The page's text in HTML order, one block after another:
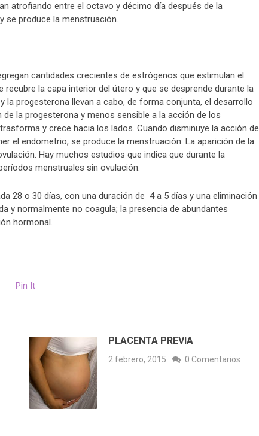
atrofiando entre el octavo y décimo día después de la
se produce la menstruación.
cantidades crecientes de estrógenos que estimulan el
la capa interior del útero y que se desprende durante la
progesterona llevan a cabo, de forma conjunta, el desarrollo
la progesterona y menos sensible a la acción de los
y crece hacia los lados. Cuando disminuye la acción de
el endometrio, se produce la menstruación. La aparición de la
Hay muchos estudios que indica que durante la
menstruales sin ovulación.
28 o 30 días, con una duración de 4 a 5 días y una eliminación
y normalmente no coagula; la presencia de abundantes
hormonal.
Pin It
PLACENTA PREVIA
2 febrero, 2015 0 Comentarios